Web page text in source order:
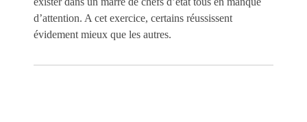
d’attention. A cet exercice, certains réussissent
évidement mieux que les autres.